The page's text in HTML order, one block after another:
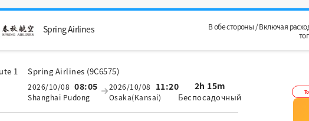
Spring Airlines
В обе стороны / Включая
1 Spring Airlines (9C6575)
2026/10/08 08:05
Shanghai Pudong
2026/10/08 11:20
Osaka(Kansai)
2h 15m
Беспосадочный